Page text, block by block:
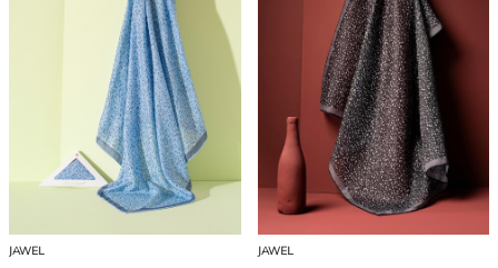
JAWEL JAWEL